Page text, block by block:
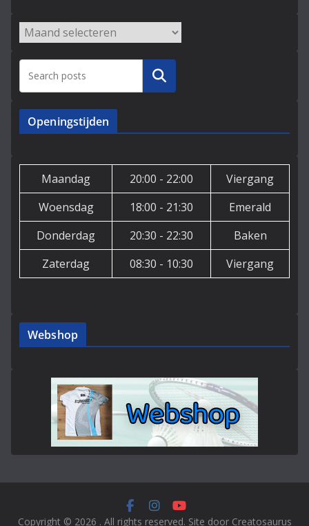
Archieven
Zoeken
Openingstijden
Maandag 20:00 - 22:00
Viergang
Woensdag
18:00 - 21:30
Emerald
Donderdag
20:30 - 22:30
Baken
Zaterdag
08:30 - 10:30 Viergang
Webshop
Copyright © 2026 . All rights reserved. Site door Creatosaurus